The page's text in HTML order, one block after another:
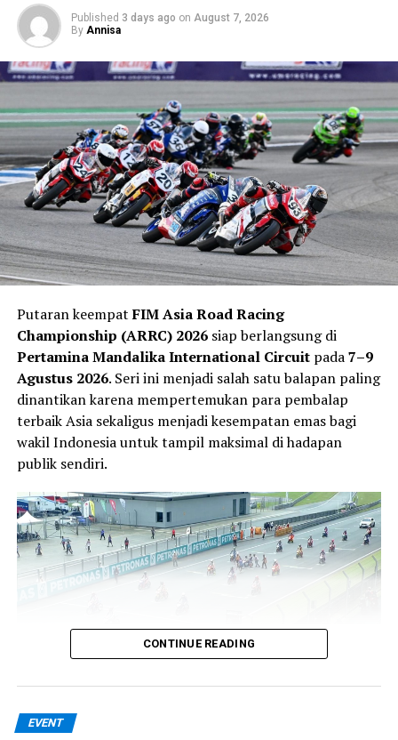
Published 3 days ago on August 7, 2026
By Annisa
Putaran keempatFIM Asia Road Racing
Championship (ARRC) 2026siap berlangsung di
Pertamina Mandalika International Circuitpada7–9
Agustus 2026. Seri ini menjadi salah satu balapan paling
dinantikan karena mempertemukan para pembalap
terbaik Asia sekaligus menjadi kesempatan emas bagi
wakil Indonesia untuk tampil maksimal di hadapan
publik sendiri.
seri Mandalika kali ini. Dari jumlah tersebut,
CONTINUE READING
EVENT